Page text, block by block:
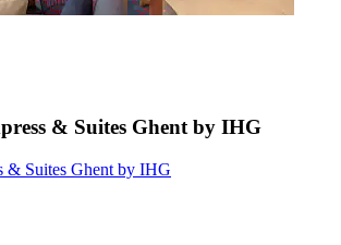
& Suites Ghent by IHG
& Suites Ghent by IHG